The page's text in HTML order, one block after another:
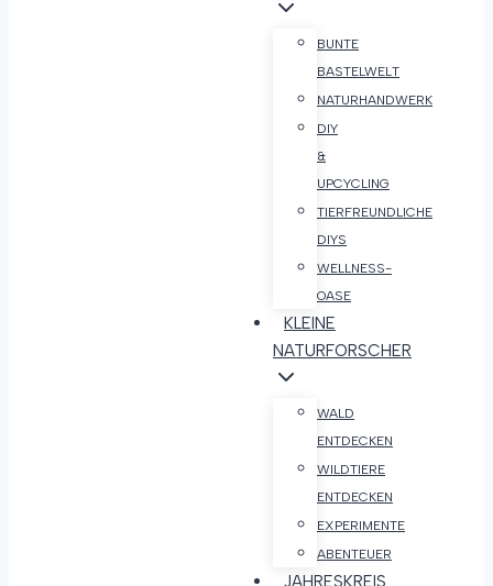
BUNTE
BASTELWELT
NATURHANDWERK
DIY
&
UPCYCLING
TIERFREUNDLICHE
DIYS
WELLNESS-
OASE
KLEINE
NATURFORSCHER
WALD
ENTDECKEN
WILDTIERE
ENTDECKEN
EXPERIMENTE
ABENTEUER
JAHRESKREIS